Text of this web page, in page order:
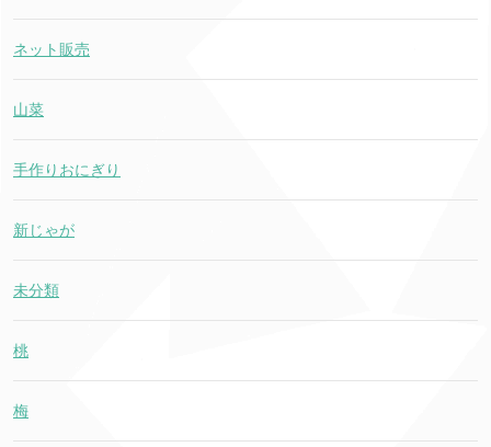
ネット販売
山菜
手作りおにぎり
新じゃが
未分類
桃
梅